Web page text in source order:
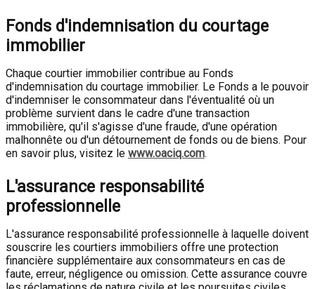
Fonds d'indemnisation du courtage
immobilier
Chaque courtier immobilier contribue au Fonds
d'indemnisation du courtage immobilier. Le Fonds a le pouvoir
d'indemniser le consommateur dans l'éventualité où un
problème survient dans le cadre d'une transaction
immobilière, qu'il s'agisse d'une fraude, d'une opération
malhonnête ou d'un détournement de fonds ou de biens. Pour
en savoir plus, visitez le www.oaciq.com.
L'assurance responsabilité
professionnelle
L'assurance responsabilité professionnelle à laquelle doivent
souscrire les courtiers immobiliers offre une protection
financière supplémentaire aux consommateurs en cas de
faute, erreur, négligence ou omission. Cette assurance couvre